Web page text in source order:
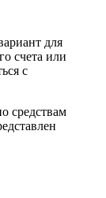
для
счета или
с
средствам